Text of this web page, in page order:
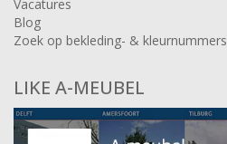
Vacatures
Blog
Zoek op bekleding- & kleurnummers
LIKE A-MEUBEL